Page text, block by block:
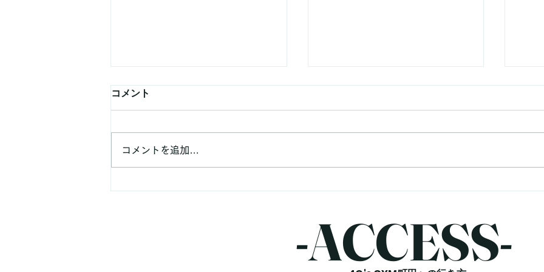
外食でも太りにくい食べ方5
選！ダイエット中に知ってお
イント こんにちは！町田パーソ
ナルジム4C's GYMの山崎です。
腸活はダイエットに効果があ
当？ 」「ダイエットには腸内環
このような疑問をお持ちの方も多
いのではないでしょうか。 最近
よく耳にする「腸活」ですが、腸
脂
どう
コメント
コメントを追加…
-​ACCESS-